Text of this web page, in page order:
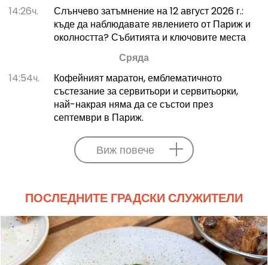
14:26ч.
Слънчево затъмнение на 12 август 2026 г.:
къде да наблюдавате явлението от Париж и
околността? Събитията и ключовите места
Сряда
14:54ч.
Кофейният маратон, емблематичното
състезание за сервитьори и сервитьорки,
най-накрая няма да се състои през
септември в Париж.
Виж повече
ПОСЛЕДНИТЕ ГРАДСКИ СЛУЖИТЕЛИ